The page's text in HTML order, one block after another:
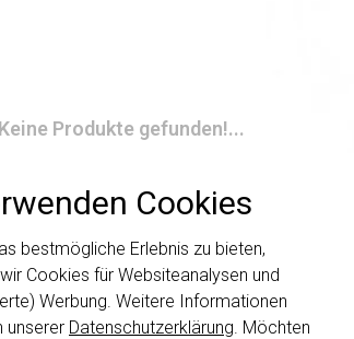
Cookies
bestmögliche Erlebnis zu bieten,
Cookies für Websiteanalysen und
Werbung. Weitere Informationen
unserer Datenschutzerklärung. Möchten
Keine Produkte gefunden!...